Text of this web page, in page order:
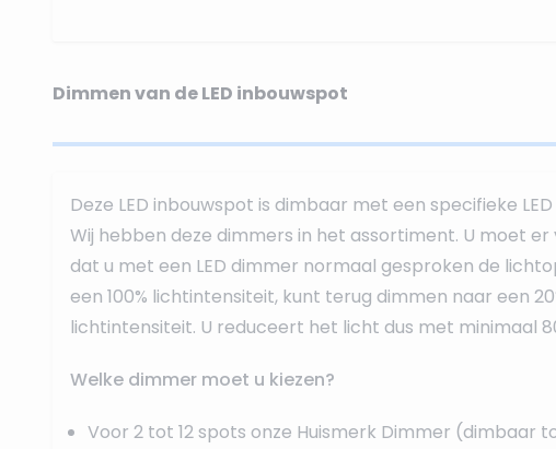
Dimmen van de LED inbouwspot
Deze LED inbouwspot is dimbaar met een specifieke
Wij hebben deze dimmers in het assortiment. U moet er
dat u met een LED dimmer normaal gesproken de
een 100% lichtintensiteit, kunt terug dimmen naar een
lichtintensiteit. U reduceert het licht dus met minimaal
Welke dimmer moet u kiezen?
Voor 2 tot 12 spots onze Huismerk Dimmer (dimbaar